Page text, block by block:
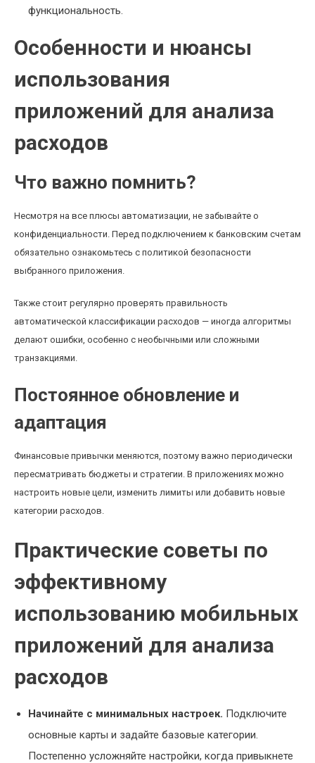
функциональность.
Особенности и нюансы
использования
приложений для анализа
расходов
Что важно помнить?
Несмотря на все плюсы автоматизации, не забывайте о
конфиденциальности. Перед подключением к банковским счетам
обязательно ознакомьтесь с политикой безопасности
выбранного приложения.
Также стоит регулярно проверять правильность
автоматической классификации расходов — иногда алгоритмы
делают ошибки, особенно с необычными или сложными
транзакциями.
Постоянное обновление и
адаптация
Финансовые привычки меняются, поэтому важно периодически
пересматривать бюджеты и стратегии. В приложениях можно
настроить новые цели, изменить лимиты или добавить новые
категории расходов.
Практические советы по
эффективному
использованию мобильных
приложений для анализа
расходов
Начинайте с минимальных настроек. Подключите
основные карты и задайте базовые категории.
Постепенно усложняйте настройки, когда привыкнете